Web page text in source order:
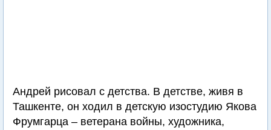
Андрей рисовал с детства. В детстве, живя в
Ташкенте, он ходил в детскую изостудию Якова
Фрумгарца – ветерана войны, художника,